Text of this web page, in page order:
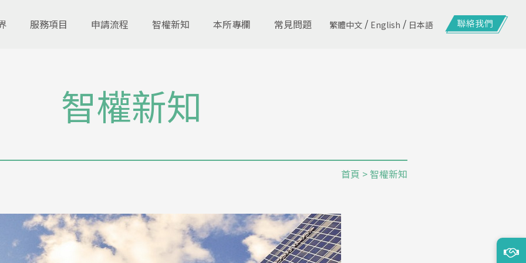
服務項目 申請流程 智權新知 本所專欄 常見問題 繁體中文 / English / 日本語
智權新知
首頁 > 智權新知